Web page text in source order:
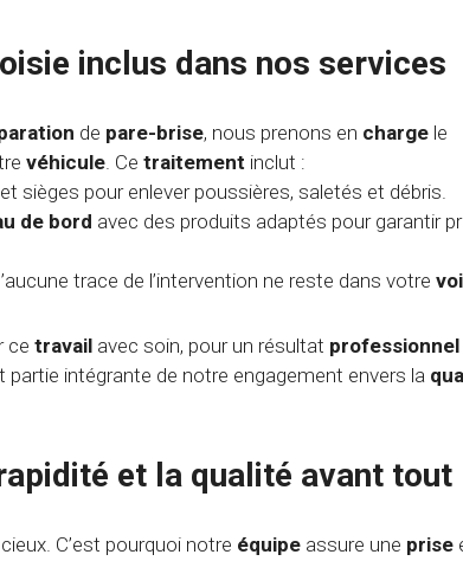
inclus dans nos services
de pare-brise, nous prenons en charge le
véhicule. Ce traitement inclut :
sièges pour enlever poussières, saletés et débris.
de bord avec des produits adaptés pour garantir
trace de l’intervention ne reste dans votre
ce travail avec soin, pour un résultat professionnel
partie intégrante de notre engagement envers la
et la qualité avant tout
C’est pourquoi notre équipe assure une prise